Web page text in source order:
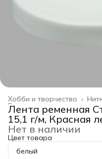
Хобби и творчество ›
Главная
Лента ременная
15,1 г/м, Красная
Нет в наличии
Цвет товара
белый